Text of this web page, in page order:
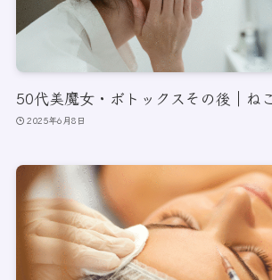
50代美魔女・ボトックスその後｜ね
2025年6月8日